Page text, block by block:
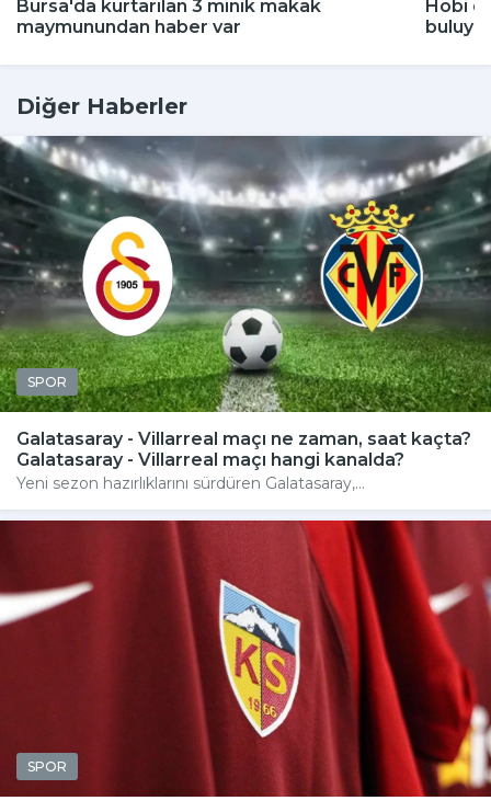
Bursa'da kurtarılan 3 minik makak
maymunundan haber var
Hobi
Diğer Haberler
SPOR
Galatasaray - Villarreal maçı ne zaman, saat kaçta?
Galatasaray - Villarreal maçı hangi kanalda?
Yeni sezon hazırlıklarını sürdüren Galatasaray,...
SPOR